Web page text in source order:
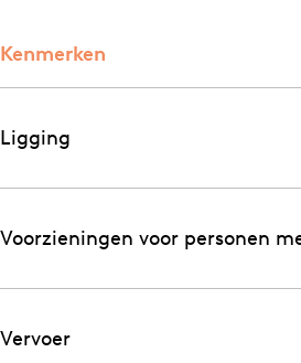
Kenmerken
Ligging
Voorzieningen voor personen
Vervoer